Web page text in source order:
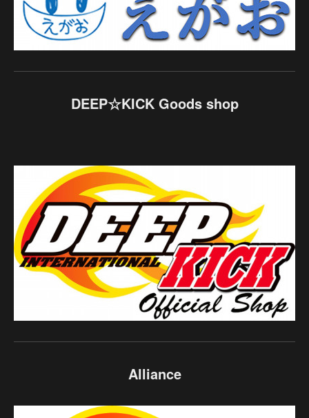
DEEP☆KICK Goods shop
Alliance